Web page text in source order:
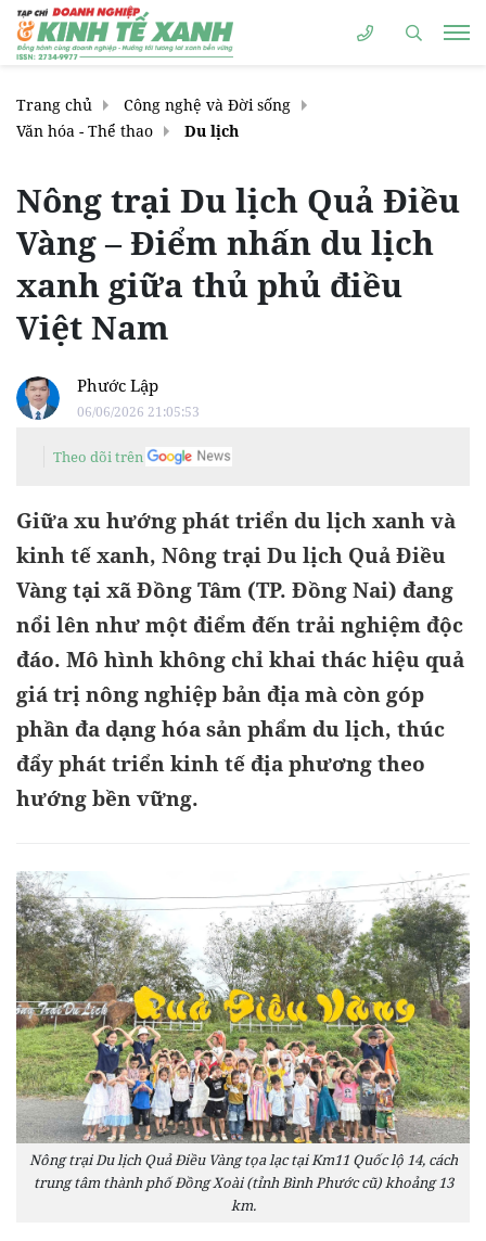
Trang chủ
Công nghệ và Đời sống
Văn hóa - Thể thao
Du lịch
Nông trại Du lịch Quả Điều
Vàng – Điểm nhấn du lịch
xanh giữa thủ phủ điều
Việt Nam
Phước Lập
06/06/2026 21:05:53
Theo dõi trên
Giữa xu hướng phát triển du lịch xanh và
kinh tế xanh, Nông trại Du lịch Quả Điều
Vàng tại xã Đồng Tâm (TP. Đồng Nai) đang
nổi lên như một điểm đến trải nghiệm độc
đáo. Mô hình không chỉ khai thác hiệu quả
giá trị nông nghiệp bản địa mà còn góp
phần đa dạng hóa sản phẩm du lịch, thúc
đẩy phát triển kinh tế địa phương theo
hướng bền vững.
Nông trại Du lịch Quả Điều Vàng tọa lạc tại Km11 Quốc lộ 14, cách
trung tâm thành phố Đồng Xoài (tỉnh Bình Phước cũ) khoảng 13
km.